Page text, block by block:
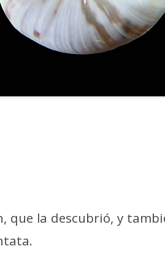
que la descubrió, y